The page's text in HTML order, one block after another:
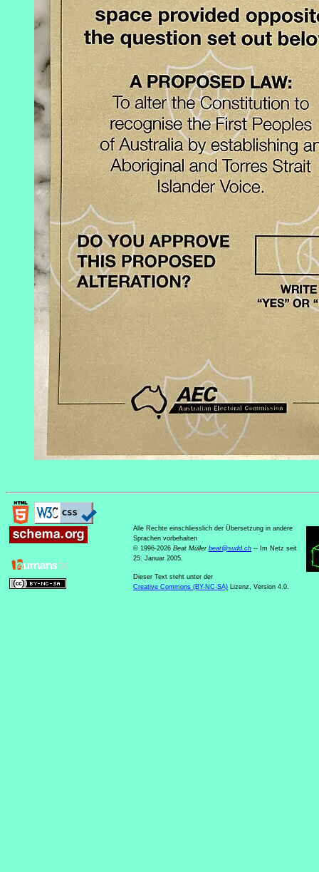
Alle Rechte einschliesslich der Übersetzung in andere
Sprachen vorbehalten
© 1996-2026 Beat Müller beat@sudd.ch -- Im Netz seit
25. Januar 2005.
Dieser Text steht unter der
Creative Commons (BY-NC-SA) Lizenz, Version 4.0.